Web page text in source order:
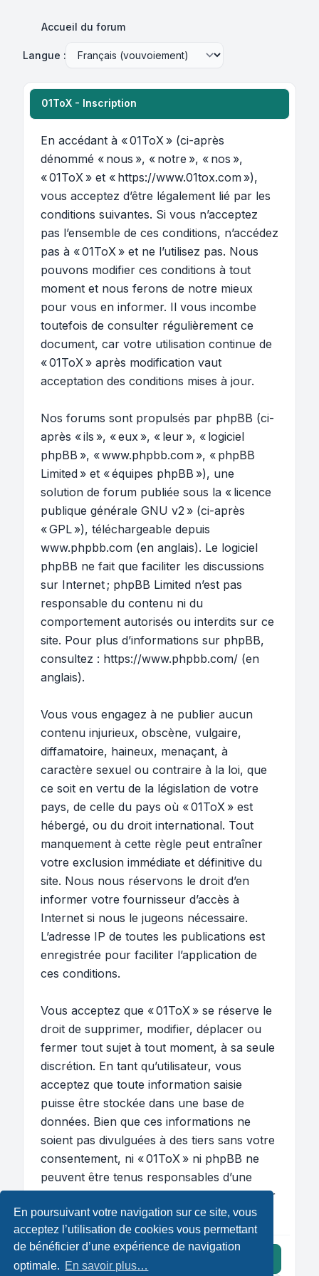
En poursuivant votre navigation sur ce site, vous
acceptez l’utilisation de cookies vous permettant
de bénéficier d’une expérience de navigation
optimale. En savoir plus…
Accueil du forum
Langue :
01ToX - Inscription
En accédant à « 01ToX » (ci-après
dénommé « nous », « notre », « nos »,
« 01ToX » et « https://www.01tox.com »),
vous acceptez d’être légalement lié par les
conditions suivantes. Si vous n’acceptez
pas l’ensemble de ces conditions, n’accédez
pas à « 01ToX » et ne l’utilisez pas. Nous
pouvons modifier ces conditions à tout
moment et nous ferons de notre mieux
pour vous en informer. Il vous incombe
toutefois de consulter régulièrement ce
document, car votre utilisation continue de
« 01ToX » après modification vaut
acceptation des conditions mises à jour.
Nos forums sont propulsés par phpBB (ci-
après « ils », « eux », « leur », « logiciel
phpBB », « www.phpbb.com », « phpBB
Limited » et « équipes phpBB »), une
solution de forum publiée sous la « licence
publique générale GNU v2 » (ci-après
« GPL »), téléchargeable depuis
www.phpbb.com (en anglais). Le logiciel
phpBB ne fait que faciliter les discussions
sur Internet ; phpBB Limited n’est pas
responsable du contenu ni du
comportement autorisés ou interdits sur ce
site. Pour plus d’informations sur phpBB,
consultez : https://www.phpbb.com/ (en
anglais).
Vous vous engagez à ne publier aucun
contenu injurieux, obscène, vulgaire,
diffamatoire, haineux, menaçant, à
caractère sexuel ou contraire à la loi, que
ce soit en vertu de la législation de votre
pays, de celle du pays où « 01ToX » est
hébergé, ou du droit international. Tout
manquement à cette règle peut entraîner
votre exclusion immédiate et définitive du
site. Nous nous réservons le droit d’en
informer votre fournisseur d’accès à
Internet si nous le jugeons nécessaire.
L’adresse IP de toutes les publications est
enregistrée pour faciliter l’application de
ces conditions.
Vous acceptez que « 01ToX » se réserve le
droit de supprimer, modifier, déplacer ou
fermer tout sujet à tout moment, à sa seule
discrétion. En tant qu’utilisateur, vous
acceptez que toute information saisie
puisse être stockée dans une base de
données. Bien que ces informations ne
soient pas divulguées à des tiers sans votre
consentement, ni « 01ToX » ni phpBB ne
peuvent être tenus responsables d’une
tentative de piratage susceptible d’entraîner
la compromission des données.
J’accepte ces conditions